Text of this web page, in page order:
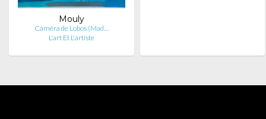
Mouly
Caméra de Lobos (Mad…
L'art Et L'artiste